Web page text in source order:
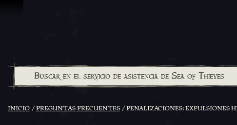
INICIO PREGUNTAS FRECUENTES PENALIZACIONES: EXPULSIONES